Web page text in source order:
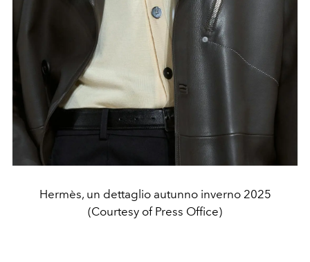
Hermès, un dettaglio autunno inverno 2025
(Courtesy of Press Office)